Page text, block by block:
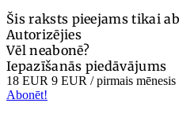
Šis raksts pieejams tikai
Autorizējies
Vēl neabonē?
Iepazīšanās piedāvājums
18 EUR 9 EUR / pirmais mēnesis
Abonēt!